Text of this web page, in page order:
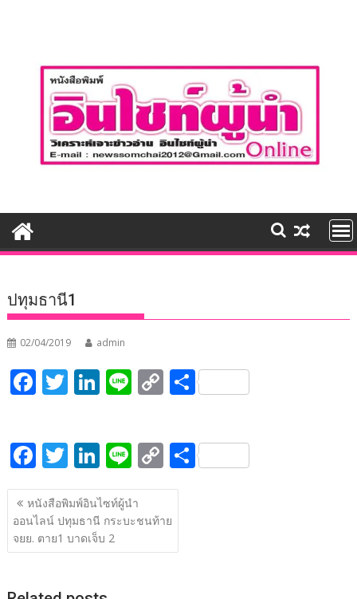
ปทุมธานี1
02/04/2019 admin
F
b
o
o
k
T
er
Li
e
dI
n
Li C
y
Li
n
k
S
e
F
ac
e
b
o
T
w
itt
er
Li
n
k
e
dI
Li
n
e
C
o
y
Li
S
แนะแนว
เรื่อง
หนังสือพิมพ์อินไซท์ผู้นำ
ออนไลน์ ปทุมธานี กระบะชนท้าย
จยย. ตาย1 บาดเจ็บ 2